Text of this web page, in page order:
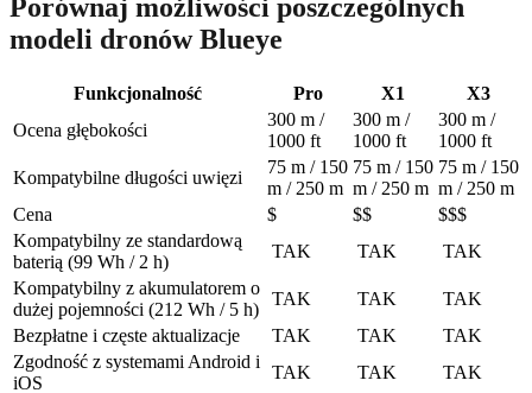
Porównaj możliwości poszczególnych
modeli dronów Blueye
Funkcjonalność Pro X1
X3
Ocena głębokości
300 m /
1000 ft
300 m /
1000 ft
300 m /
1000 ft
Kompatybilne długości uwięzi
75 m / 150
m / 250 m
75 m / 150
m / 250 m
75 m / 150
m / 250 m
Cena
$ $$
$$$
Kompatybilny ze standardową
baterią (99 Wh / 2 h)
TAK TAK
TAK
Kompatybilny z akumulatorem o
dużej pojemności (212 Wh / 5 h)
TAK TAK
TAK
Bezpłatne i częste aktualizacje
TAK TAK
TAK
Zgodność z systemami Android i
iOS
TAK TAK
TAK